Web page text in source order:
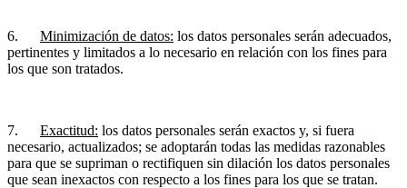
6. Minimización de datos: los datos personales serán adecuados,
pertinentes y limitados a lo necesario en relación con los fines para
los que son tratados.
7. Exactitud: los datos personales serán exactos y, si fuera
necesario, actualizados; se adoptarán todas las medidas razonables
para que se supriman o rectifiquen sin dilación los datos personales
que sean inexactos con respecto a los fines para los que se tratan.